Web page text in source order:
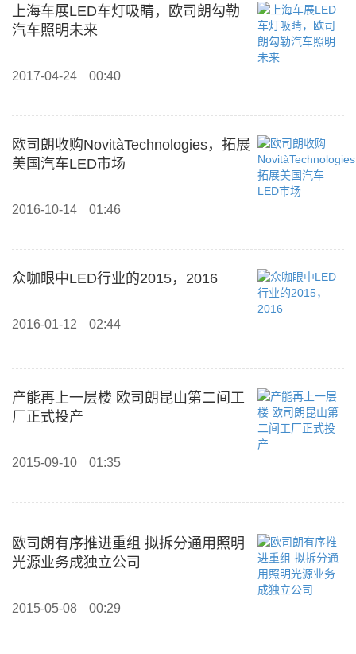
上海车展LED车灯吸睛，欧司朗勾勒
汽车照明未来
2017-04-24 00:40
欧司朗收购NovitàTechnologies，拓展
美国汽车LED市场
2016-10-14 01:46
众咖眼中LED行业的2015，2016
2016-01-12 02:44
产能再上一层楼 欧司朗昆山第二间工
厂正式投产
2015-09-10 01:35
欧司朗有序推进重组 拟拆分通用照明
光源业务成独立公司
2015-05-08 00:29